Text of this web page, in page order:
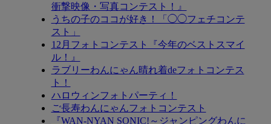
衝撃映像・写真コンテスト！』
うちの子のココが好き！「◯◯フェチコンテ
スト」
12月フォトコンテスト『今年のベストスマイ
ル！』
ラブリーわんにゃん晴れ着deフォトコンテス
ト！
ハロウィンフォトパーティ！
ご長寿わんにゃんフォトコンテスト
『WAN-NYAN SONIC!～ジャンピングわんに